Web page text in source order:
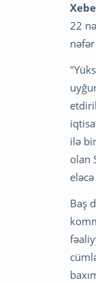
22
ilə
olan
Baş